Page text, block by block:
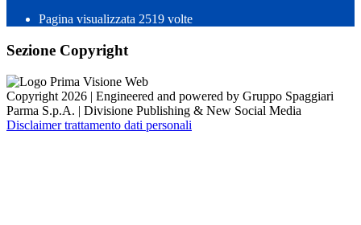
Pagina visualizzata 2519 volte
Sezione Copyright
Copyright 2026 | Engineered and powered by Gruppo Spaggiari
Parma S.p.A. | Divisione Publishing & New Social Media
Disclaimer trattamento dati personali